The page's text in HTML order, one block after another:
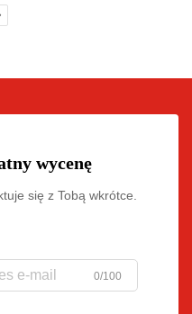
wycenę
się z Tobą wkrótce.
0/100